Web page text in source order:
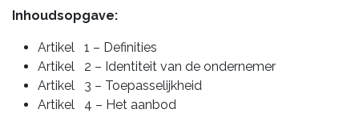
Inhoudsopgave:
Artikel 1 – Definities
Artikel 2 – Identiteit van de ondernemer
Artikel 3 – Toepasselijkheid
Artikel 4 – Het aanbod